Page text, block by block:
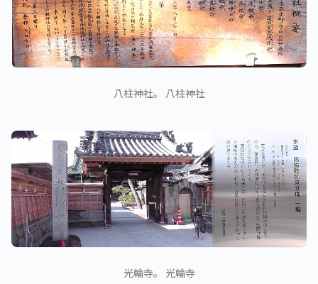
八柱神社。 八柱神社
光輪寺。 光輪寺